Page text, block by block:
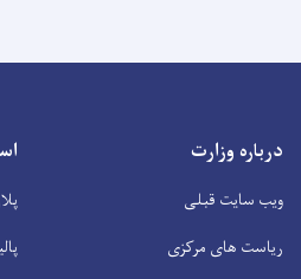
درباره وزارت
ویب سایت قبلی
ریاست های مرکزی